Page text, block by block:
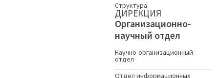
Структура
ДИРЕКЦИЯ
Организационно-
научный отдел
Научно-организационный
отдел
Отдел информационных